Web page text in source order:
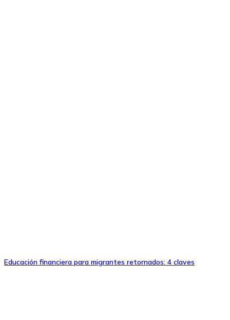
Educación financiera para migrantes retornados: 4 claves